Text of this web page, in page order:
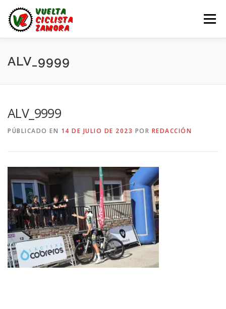
contenido
Menú
LA VUELTA ZAMORA
ALV_9999
ALV_9999
PÚBLICADO EN 14 DE JULIO DE 2023 POR REDACCIÓN